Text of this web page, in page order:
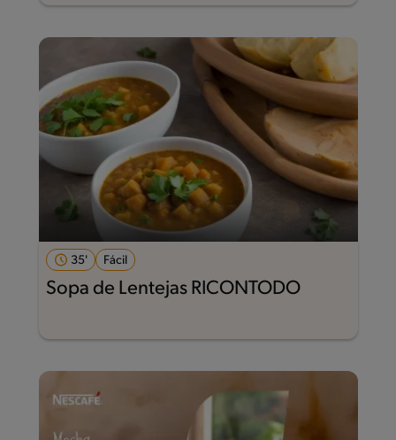
35' Fácil
Sopa de Lentejas RICONTODO